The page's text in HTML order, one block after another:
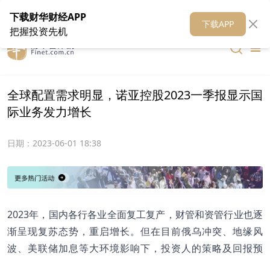
在线客服 关于我们 财华媒体矩阵 财华智库
全球配置需求明显，诺亚控股2023一季报显示国
际业务发力增长
日期： 2023-06-01 18:38
2023年，国内各行各业全面复工复产，财管和资管行业也逐
渐呈现复苏态势，重启增长。但在目前俄乌冲突、地缘风
波、美联储加息等大环境影响下，投资人的策略及回报预
下载财华财经APP
把握投资先机
下载APP